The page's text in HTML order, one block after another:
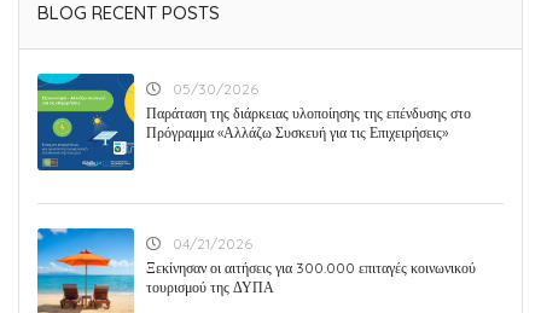
BLOG RECENT POSTS
05/30/2026
Παράταση της διάρκειας υλοποίησης της επένδυσης στο
Πρόγραμμα «Αλλάζω Συσκευή για τις Επιχειρήσεις»
04/21/2026
Ξεκίνησαν οι αιτήσεις για 300.000 επιταγές κοινωνικού
τουρισμού της ΔΥΠΑ